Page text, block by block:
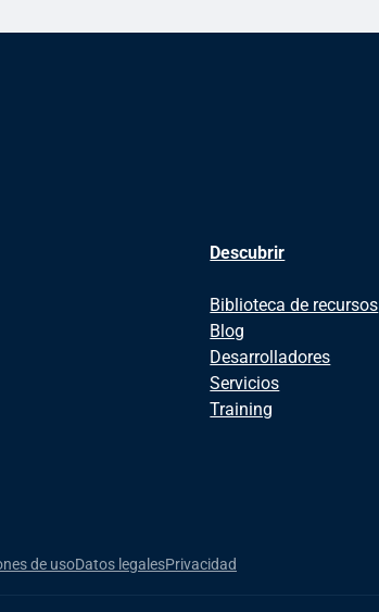
Descubrir
Biblioteca de recursos
Blog
Desarrolladores
Servicios
Training
de usoDatos legalesPrivacidad